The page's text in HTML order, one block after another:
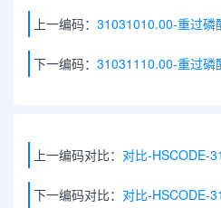
上一编码： 31031010.00-重过磷
下一编码： 31031110.00-重过磷
上一编码对比： 对比-HSCODE-
下一编码对比： 对比-HSCODE-